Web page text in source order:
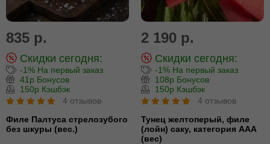
835 р.
Скидки сегодня:
-1% На первый заказ
41р Бонусов
150р Кэшбэк
4 отзывов
Филе Палтуса стрелозубого
без шкуры (вес.)
2 190 р.
Скидки сегодня:
-1% На первый заказ
108р Бонусов
150р Кэшбэк
4 отзывов
Тунец желтоперый, филе
(лойн) cаку, категория ААА
(вес)